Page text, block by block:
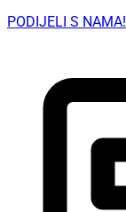
PODIJELI S NAMA!